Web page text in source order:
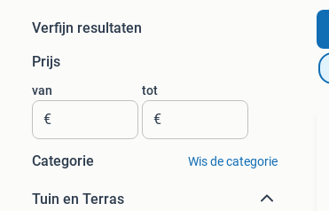
Verfijn resultaten
Prijs
van
€
tot
€
Categorie Wis de categorie
Tuin en Terras